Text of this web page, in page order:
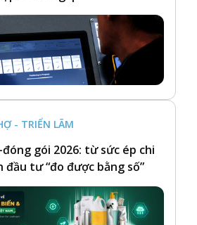
- TRIỂN LÃM
gói 2026: từ sức ép chi
đầu tư “đo được bằng số”